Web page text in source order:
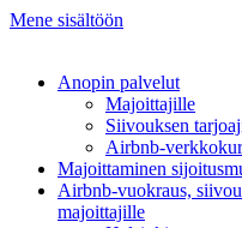
Mene sisältöön
Anopin palvelut
Majoittajille
Siivouksen
Airbnb-
Majoittaminen
Airbnb-vuokraus,
majoittajille